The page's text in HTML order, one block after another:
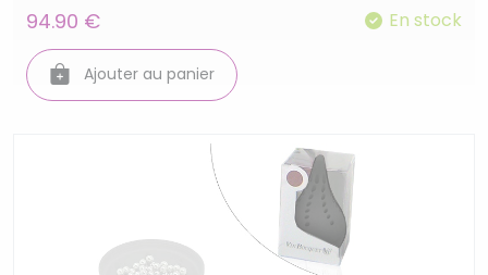
94.90 €
En stock
Ajouter au panier